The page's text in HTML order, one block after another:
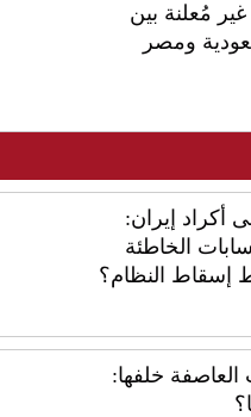
غير مُعلنة بين
ومصر
أكراد إيران:
الخاطئة
إسقاط النظام؟
العاصفة خلفها: